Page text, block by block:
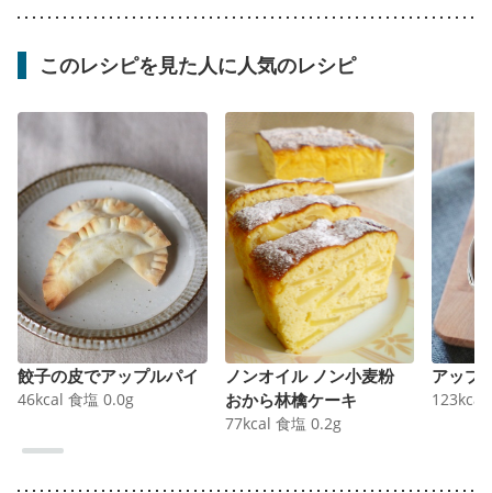
このレシピを見た人に人気のレシピ
餃子の皮でアップルパイ
46kcal 食塩 0.0g
ノンオイル ノン小麦粉
おから林檎ケーキ
77kcal 食塩 0.2g
アップ
123kcal